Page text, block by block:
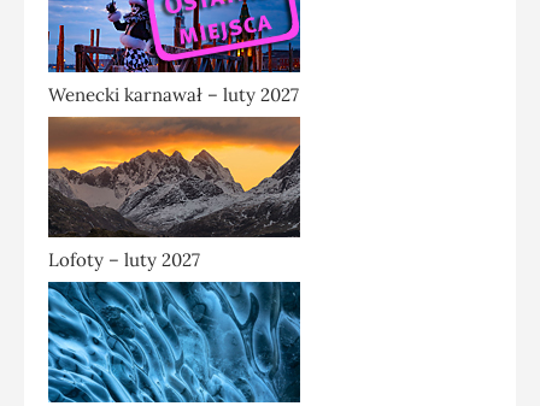
Wenecki karnawał – luty 2027
Lofoty – luty 2027